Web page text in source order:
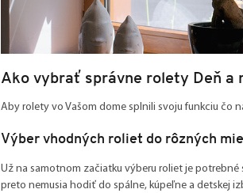
Ako vybrať správne rolety
Aby rolety vo Vašom dome splnili svoju funkciu čo
Výber vhodných roliet do rôzných
Už na samotnom začiatku výberu roliet je potrebné
preto nemusia hodiť do spálne, kúpeľne a detskej